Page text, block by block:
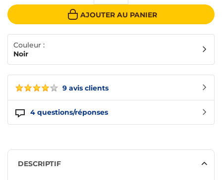
9 avis clients
4 questions/réponses
AJOUTER AU PANIER
Couleur :
Noir
DESCRIPTIF